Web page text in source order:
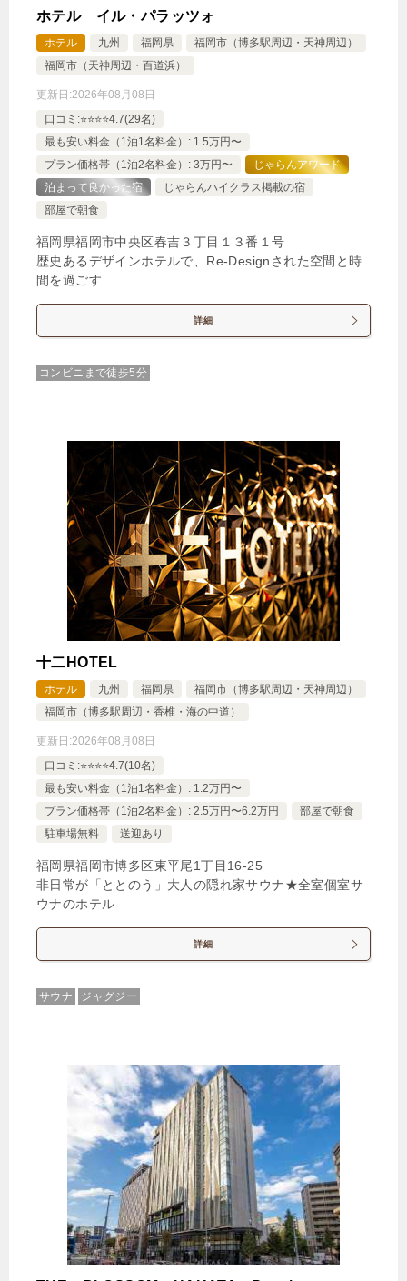
ファミリーフォース62平米/ダブルベッド４台/２ベ
ッドルーム
1泊大人1名
15,903円
15,903円 ファミリーフォース62平米/ダブルベ
ッド４台/２ベッドルーム
ガーデンテラス付スイートツイン
13,195円グランドツイン 31平米/ダブルベッ
12,945円
スーペリアツイン 31平米/ダブルベ
ッド2台 ※バスタブなし
じゃらんで確認する
オリジナル朝食！和食弁当プラン
４ベッド 🍴朝食 IN15:00- OUT-11:00 禁煙ルーム
ファミリーフォース62平米/ダブルベッド４台/２ベ
ッドルーム
1泊 大人1名 合計（税込）
【選べるお部屋と価格】
15,903円ファミリーフォース62平米/ダブルベ
ッド４台/２ベッドルーム
21,445円ガーデンテラス付スイートツイン
ド2台
12,945円スーペリアツイン 31平米/ダブルベ
ッド2台 ※バスタブなし
じゃらんで確認する
ホテル イル・パラッツォ
ホテル 九州 福岡県
福岡市（博多駅周辺・天神周辺）
福岡市（天神周辺・百道浜）
更新日:2026年08月08日
口コミ:⭐️⭐️⭐️⭐️4.7(29名)
最も安い料金（1泊1名料金）: 1.5万円〜
プラン価格帯（1泊2名料金）: 3万円〜
じゃらんアワード
泊まって良かった宿
じゃらんハイクラス掲載の宿
部屋で朝食
福岡県福岡市中央区春吉３丁目１３番１号
歴史あるデザインホテルで、Re-Designされた空間と時
間を過ごす
詳細
コンビニまで徒歩5分
十二HOTEL
ホテル 九州 福岡県
福岡市（博多駅周辺・天神周辺）
福岡市（博多駅周辺・香椎・海の中道）
更新日:2026年08月08日
口コミ:⭐️⭐️⭐️⭐️4.7(10名)
最も安い料金（1泊1名料金）: 1.2万円〜
プラン価格帯（1泊2名料金）: 2.5万円〜6.2万円
部屋で朝食
駐車場無料
送迎あり
福岡県福岡市博多区東平尾1丁目16‐25
非日常が「ととのう」大人の隠れ家サウナ★全室個室サ
ウナのホテル
詳細
サウナ ジャグジー